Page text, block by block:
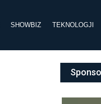
SHOWBIZ TEKNOLOGJI